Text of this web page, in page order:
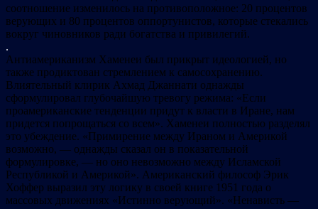
соотношение изменилось на противоположное: 20 процентов
верующих и 80 процентов оппортунистов, которые стекались
вокруг чиновников ради богатства и привилегий.
.
Антиамериканизм Хаменеи был прикрыт идеологией, но
также продиктован стремлением к самосохранению.
Влиятельный клирик Ахмад Джаннати однажды
сформулировал глубочайшую тревогу режима: «Если
проамериканские тенденции придут к власти в Иране, нам
придется попрощаться со всем». Хаменеи полностью разделял
это убеждение. «Примирение между Ираном и Америкой
возможно, — однажды сказал он в показательной
формулировке, — но оно невозможно между Исламской
Республикой и Америкой». Американский философ Эрик
Хоффер выразил эту логику в своей книге 1951 года о
массовых движениях «Истинно верующий». «Ненависть —